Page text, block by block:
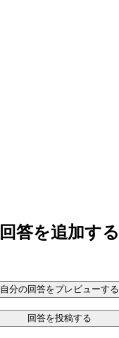
回答を追加する
自分の回答をプレビューする
回答を投稿する